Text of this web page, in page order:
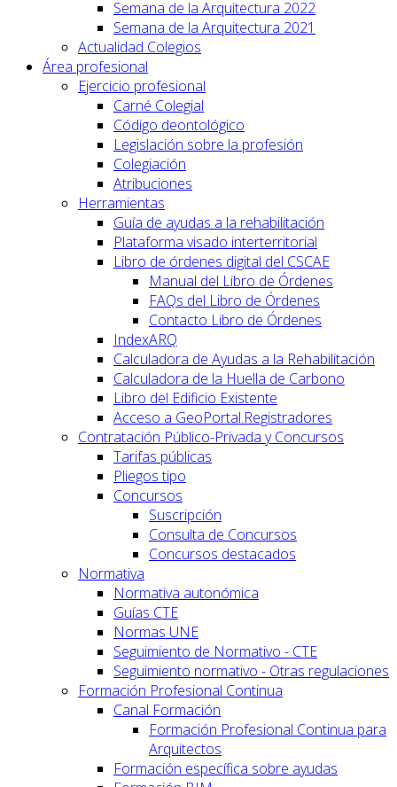
Semana de la Arquitectura 2022
Semana de la Arquitectura 2021
Actualidad Colegios
Área profesional
Ejercicio profesional
Carné Colegial
Código deontológico
Legislación sobre la profesión
Colegiación
Atribuciones
Herramientas
Guía de ayudas a la rehabilitación
Plataforma visado interterritorial
Libro de órdenes digital del CSCAE
Manual del Libro de Órdenes
FAQs del Libro de Órdenes
Contacto Libro de Órdenes
IndexARQ
Calculadora de Ayudas a la Rehabilitación
Calculadora de la Huella de Carbono
Libro del Edificio Existente
Acceso a GeoPortal.Registradores
Contratación Público-Privada y Concursos
Tarifas públicas
Pliegos tipo
Concursos
Suscripción
Consulta de Concursos
Concursos destacados
Normativa
Normativa autonómica
Guías CTE
Normas UNE
Seguimiento de Normativo - CTE
Seguimiento normativo - Otras regulaciones
Formación Profesional Continua
Canal Formación
Formación Profesional Continua para
Arquitectos
Formación específica sobre ayudas